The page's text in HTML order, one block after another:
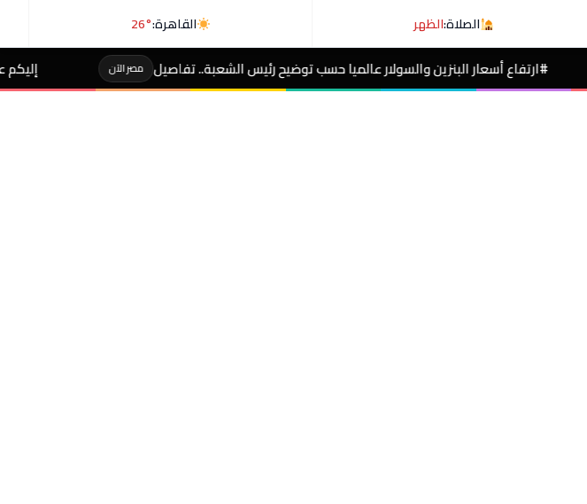
الصلاة:الظهر القاهرة:26°
البنزين والسولار عالميا حسب توضيح رئيس الشعبة.. تفاصيل مصر الآن إليكم عادات يومية